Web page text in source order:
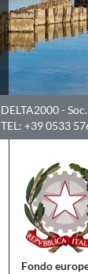
DELTA2000-
TEL: +39 0533
Fondo